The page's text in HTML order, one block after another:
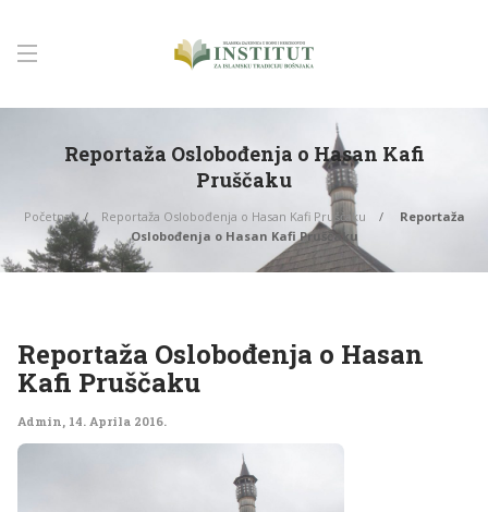
Reportaža Oslobođenja o Hasan Kafi
Pruščaku
Početna Reportaža Oslobođenja o Hasan Kafi Pruščaku
Reportaža
Oslobođenja o Hasan Kafi Pruščaku
Reportaža Oslobođenja o Hasan
Kafi Pruščaku
Admin, 14. Aprila 2016.